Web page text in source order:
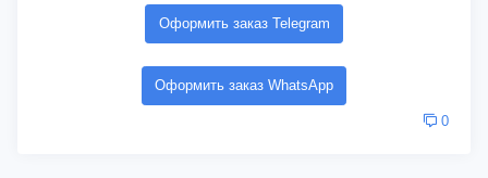
Оформить заказ Telegram
Оформить заказ WhatsApp
0